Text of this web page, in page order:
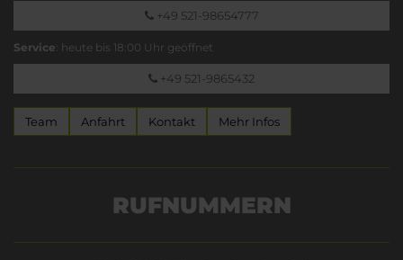
+49 521-98654777
Service: heute bis 18:00 Uhr geöffnet
+49 521-9865432
Team Anfahrt Kontakt Mehr Infos
RUFNUMMERN